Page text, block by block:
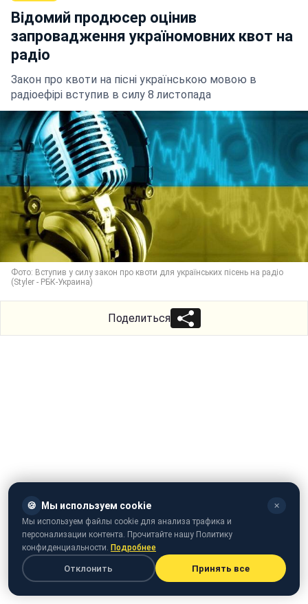
Відомий продюсер оцінив
запровадження україномовних квот на
радіо
Закон про квоти на пісні українською мовою в
радіоефірі вступив в силу 8 листопада
Фото: Вступив у силу закон про квоти для українських пісень на радіо
(Styler - РБК-Украина)
Поделиться
🍪 Мы используем cookie ✕
Мы используем файлы cookie для анализа трафика и
персонализации контента. Прочитайте нашу Политику
конфиденциальности. Подробнее
Отклонить Принять все